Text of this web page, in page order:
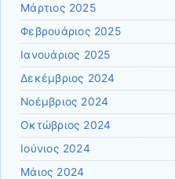
Μάρτιος 2025
Φεβρουάριος 2025
Ιανουάριος 2025
Δεκέμβριος 2024
Νοέμβριος 2024
Οκτώβριος 2024
Ιούνιος 2024
Μάιος 2024